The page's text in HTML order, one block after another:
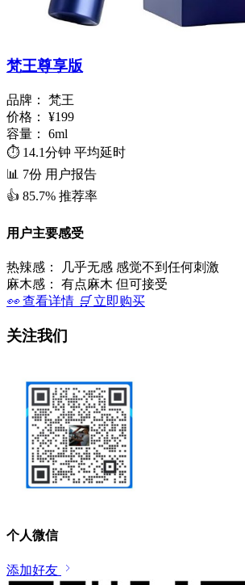
梵王尊享版
品牌：
梵王
价格：
¥199
容量：
6ml
⏱️ 14.1分钟 平均延时
📊 7份 用户报告
👍 85.7% 推荐率
用户主要感受
热辣感：
几乎无感 感觉不到任何刺激
麻木感：
有点麻木 但可接受
👀查看详情 🛒 立即购买
关注我们
个人微信
添加好友